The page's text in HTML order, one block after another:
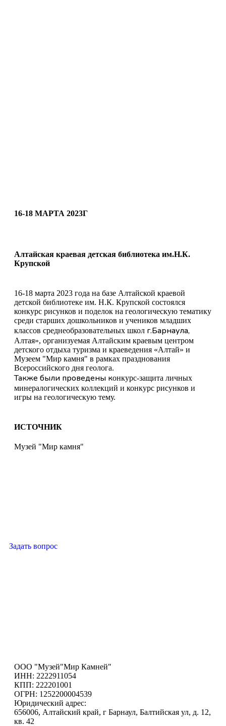
16-18 МАРТА 2023Г
Алтайская краевая детская библиотека им.Н.К.
Крупской
16-18 марта 2023 года на базе Алтайской краевой
детской библиотеке им. Н.К. Крупской состоялся
конкурс рисунков и поделок на геологическую тематику
среди старших дошкольников и учеников младших
классов среднеобразовательных школ г.Барнаула,
Алтая», организуемая Алтайским краевым центром
детского отдыха туризма и краеведения «Алтай» и
Музеем "Мир камня" в рамках празднования
Всероссийского дня геолога.
Также были проведены конкурс-защита личных
минералогических коллекций и конкурс рисунков и
игры на геологическую тему.
ИСТОЧНИК
Музей "Мир камня"
Задать вопрос
ООО "Музей"Мир Камней"
ИНН: 2222911054
КПП: 222201001
ОГРН: 1252200004539
Юридический адрес:
656006, Алтайский край, г Барнаул, Балтийская ул, д. 12,
кв. 42